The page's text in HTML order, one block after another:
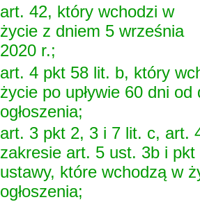
art. 42, który wchodzi w
życie z dniem 5 września
2020 r.;
art. 4 pkt 58 lit. b, który
życie po upływie 60 dni od
ogłoszenia;
art. 3 pkt 2, 3 i 7 lit. c, art.
zakresie art. 5 ust. 3b i
ustawy, które wchodzą w
ogłoszenia;